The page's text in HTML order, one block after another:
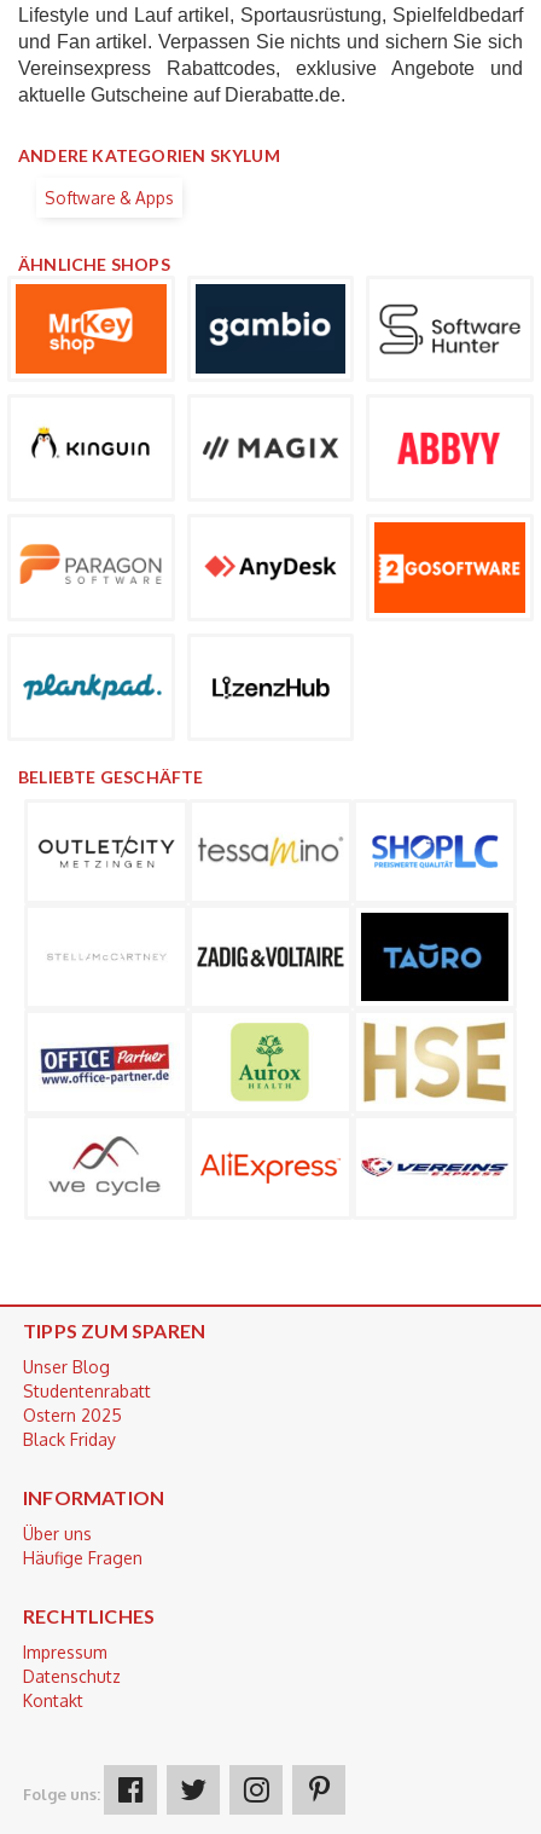
Lifestyle und Lauf artikel, Sportausrüstung, Spielfeldbedarf
und Fan artikel. Verpassen Sie nichts und sichern Sie sich
Vereinsexpress Rabattcodes, exklusive Angebote und
aktuelle Gutscheine auf Dierabatte.de.
ANDERE KATEGORIEN SKYLUM
Software & Apps
ÄHNLICHE SHOPS
BELIEBTE GESCHÄFTE
TIPPS ZUM SPAREN
Unser Blog
Studentenrabatt
Ostern 2025
Black Friday
INFORMATION
Über uns
Häufige Fragen
RECHTLICHES
Impressum
Datenschutz
Kontakt
Folge uns: